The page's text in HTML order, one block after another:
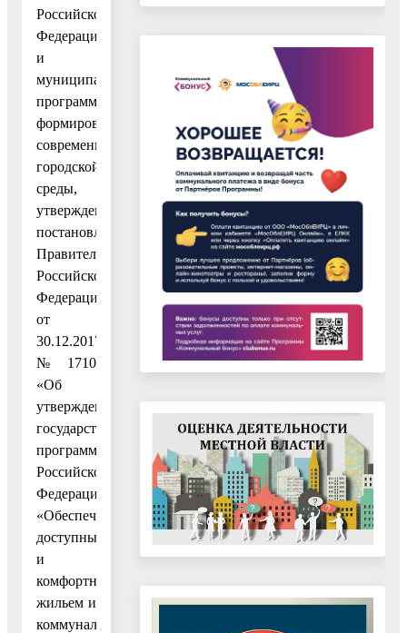
Российской
Федерации
и
муниципальных
программ
формирования
современной
городской
среды,
утвержденных
постановлением
Правительства
Российской
Федерации
от
30.12.2017
№ 1710
«Об
утверждении
государственной
программы
Российской
Федерации
«Обеспечение
доступным
и
комфортным
жильем и
коммунальными